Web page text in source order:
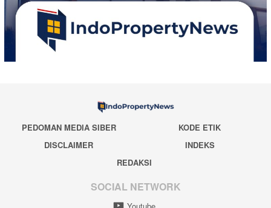
PEDOMAN MEDIA SIBER
KODE ETIK
DISCLAIMER
INDEKS
REDAKSI
SOCIAL NETWORK